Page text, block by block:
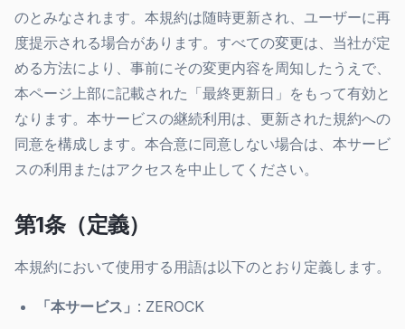
のとみなされます。本規約は随時更新され、ユーザーに再
度提示される場合があります。すべての変更は、当社が定
める方法により、事前にその変更内容を周知したうえで、
本ページ上部に記載された「最終更新日」をもって有効と
なります。本サービスの継続利用は、更新された規約への
同意を構成します。本合意に同意しない場合は、本サービ
スの利用またはアクセスを中止してください。
第1条（定義）
本規約において使用する用語は以下のとおり定義します。
「本サービス」 : ZEROCK